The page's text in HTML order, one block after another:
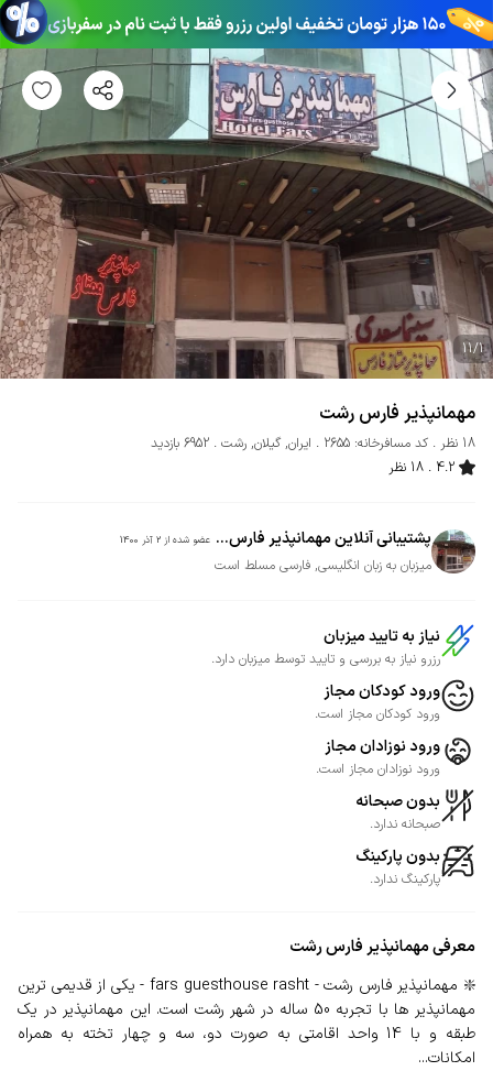
11/1
مهمانپذیر فارس رشت
18 نظر کد مسافرخانه: 2655 ایران, گیلان, رشت
6952 بازدید
4.2
18 نظر
پشتیبانی آنلاین مهمانپذیر فارس... عضو شده از 2 آذر 1400
میزبان به زبان انگلیسی, فارسی مسلط است
نیاز به تایید میزبان
رزرو نیاز به بررسی و تایید توسط میزبان دارد.
ورود کودکان مجاز
ورود کودکان مجاز است.
ورود نوزادان مجاز
ورود نوزادان مجاز است.
بدون صبحانه
صبحانه ندارد.
بدون پارکینگ
پارکینگ ندارد.
معرفیمهمانپذیر فارس رشت
❇️ مهمانپذیر فارس رشت - fars guesthouse rasht - یکی از قدیمی ترین
مهمانپذیر ها با تجربه 50 ساله در شهر رشت است. این مهمانپذیر در یک
طبقه و با 14 واحد اقامتی به صورت دو، سه و چهار تخته به همراه
امکانات...